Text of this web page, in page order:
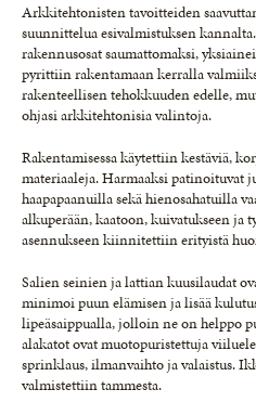
Arkkitehtonisten tavoitteiden
suunnittelua esivalmistuksen
rakennusosat saumattomaksi,
pyrittiin rakentamaan kerralla
rakenteellisen tehokkuuden edelle,
ohjasi arkkitehtonisia valintoja.
Rakentamisessa käytettiin kestäviä,
materiaaleja. Harmaaksi
haapapaanuilla sekä hienosahatuilla
alkuperään, kaatoon, kuivatukseen ja
asennukseen kiinnitettiin erityistä
Salien seinien ja lattian kuusilaudat
minimoi puun elämisen ja lisää
lipeäsaippualla, jolloin ne on helppo
alakatot ovat muotopuristettuja
sprinklaus, ilmanvaihto ja valaistus.
valmistettiin tammesta.